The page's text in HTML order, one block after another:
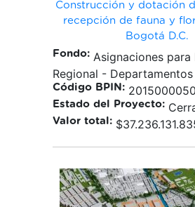
Construcción y dotación
recepción de fauna y
Bogotá D.C.
Fondo: Asignaciones
Regional - Departamentos
Código BPIN:
Estado del Proyecto:
Valor total: